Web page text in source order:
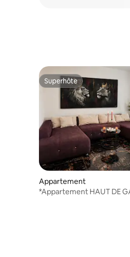
Superhôte
Superhôte
Appartement
*Appartement HAUT DE